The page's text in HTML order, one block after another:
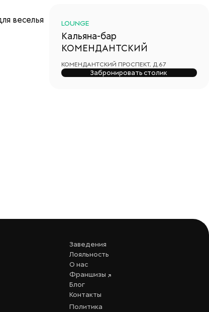
веселья
LOUNGE
Кальяна-бар
КОМЕНДАНТСКИЙ
КОМЕНДАНТСКИЙ ПРОСПЕКТ, Д.67
Забронировать столик
Заведения
Лояльность
О нас
Франшизы
Блог
Контакты
Политика